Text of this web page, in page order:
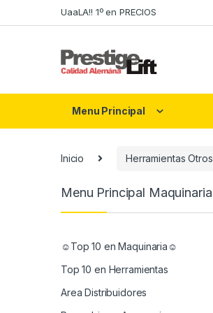
to
to
UaaLA!! 1º en PRECIOS
Menu Principal
Inicio Herramientas Otros
Menu Principal Maquinaria
☺Top 10 en Maquinaria☺
Top 10 en Herramientas
Area Distribuidores